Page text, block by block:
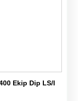
Ekip Dip LS/I